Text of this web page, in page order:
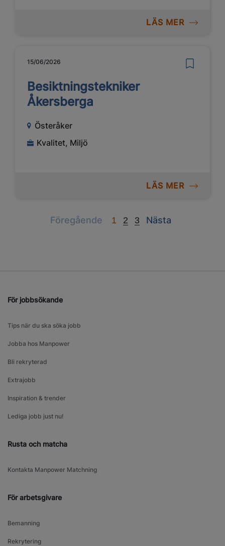
LÄS MER
15/06/2026
Besiktningstekniker
Åkersberga
Österåker
Kvalitet, Miljö
LÄS MER
Föregående Previous
1 2 3 Nästa
Next
För jobbsökande
Tips när du ska söka jobb
Jobba hos Manpower
Bli rekryterad
Extrajobb
Inspiration & trender
Lediga jobb just nu!
Rusta och matcha
Kontakta Manpower Matchning
För arbetsgivare
Bemanning
Rekrytering